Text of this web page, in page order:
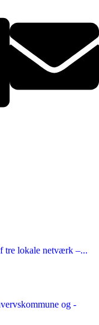
tre lokale netværk –...
og -